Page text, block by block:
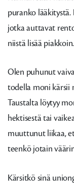
puranko
jotka auttavat
niistä lisää piakkoin.
Olen puhunut
todella moni kärsii
Taustalta löytyy
hektisestä tai
muuttunut liikaa,
teenkö jotain
Kärsitkö sinä